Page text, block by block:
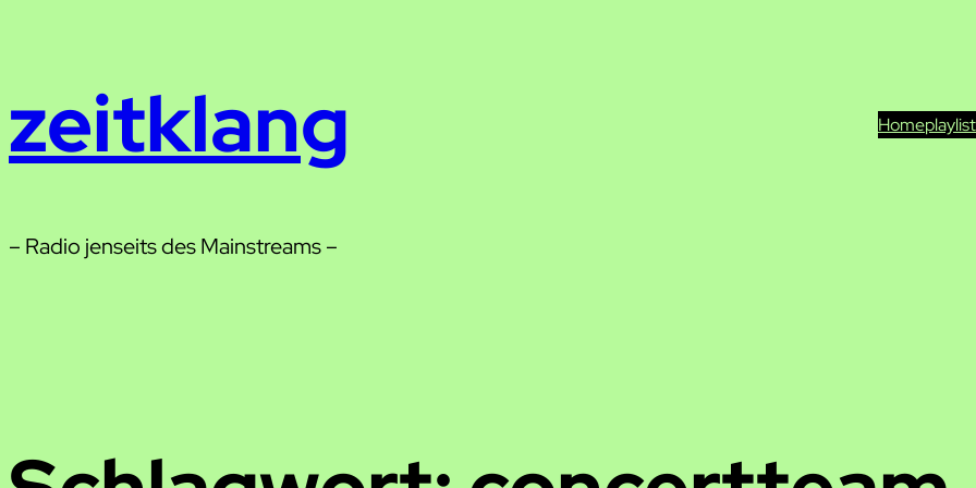
zeitklang Home
– Radio jenseits des Mainstreams –